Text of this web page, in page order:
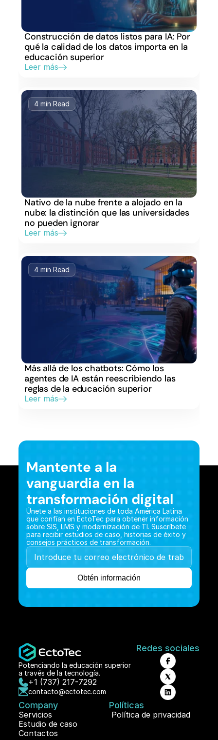
Construcción de datos listos para IA: Por
qué la calidad de los datos importa en la
educación superior
Leer más
4 min Read
Nativo de la nube frente a alojado en la
nube: la distinción que las universidades
no pueden ignorar
Leer más
4 min Read
Más allá de los chatbots: Cómo los
agentes de IA están reescribiendo las
reglas de la educación superior
Leer más
Mantente a la
vanguardia en la
transformación digital
Únete a las instituciones de toda América Latina
que confían en EctoTec para obtener información
sobre SIS, LMS y modernización de TI. Suscríbete
para recibir estudios de caso, historias de éxito y
consejos prácticos de transformación.
Potenciando la educación superior
a través de la tecnología.
+1 (737) 217-7292
contacto@ectotec.com
Redes sociales
Company
Servicios
Estudio de caso
Contactos
Políticas
Política de privacidad